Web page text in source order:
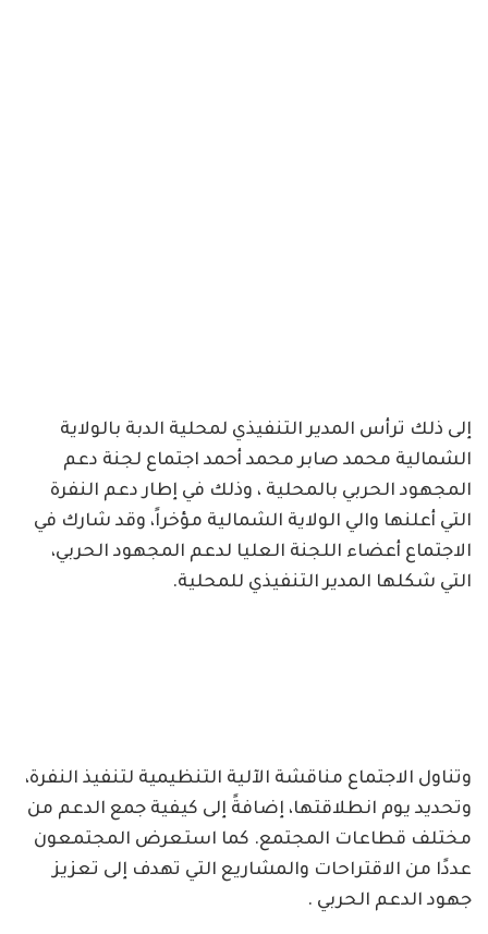
إلى ذلك ترأس المدير التنفيذي لمحلية الدبة بالولاية
الشمالية محمد صابر محمد أحمد اجتماع لجنة دعم
المجهود الحربي بالمحلية ، وذلك في إطار دعم النفرة
التي أعلنها والي الولاية الشمالية مؤخراً، وقد شارك في
الاجتماع أعضاء اللجنة العليا لدعم المجهود الحربي،
التي شكلها المدير التنفيذي للمحلية.
وتناول الاجتماع مناقشة الآلية التنظيمية لتنفيذ النفرة،
وتحديد يوم انطلاقتها، إضافةً إلى كيفية جمع الدعم من
مختلف قطاعات المجتمع. كما استعرض المجتمعون
عددًا من الاقتراحات والمشاريع التي تهدف إلى تعزيز
جهود الدعم الحربي .